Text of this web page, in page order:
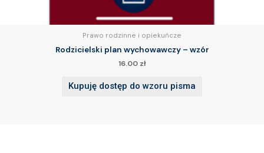
Prawo rodzinne i opiekuńcze
Rodzicielski plan wychowawczy – wzór
16.00 zł
Kupuję dostęp do wzoru pisma